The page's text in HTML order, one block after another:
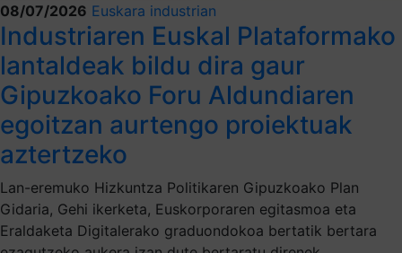
08/07/2026 Euskara industrian
Industriaren Euskal Plataformako
lantaldeak bildu dira gaur
Gipuzkoako Foru Aldundiaren
egoitzan aurtengo proiektuak
aztertzeko
Lan-eremuko Hizkuntza Politikaren Gipuzkoako Plan
Gidaria, Gehi ikerketa, Euskorporaren egitasmoa eta
Eraldaketa Digitalerako graduondokoa bertatik bertara